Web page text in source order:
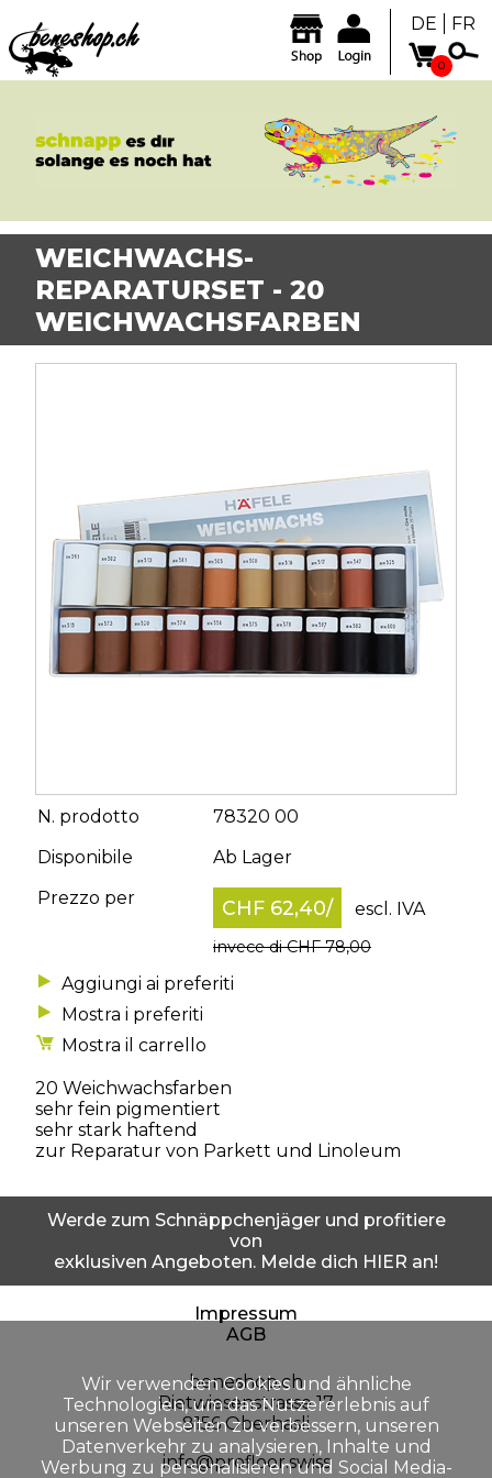
DE FR
0
WEICHWACHS-
REPARATURSET - 20
WEICHWACHSFARBEN
N. prodotto
78320 00
Disponibile
Ab Lager
Prezzo per
CHF 62,40/ escl. IVA
invece di CHF 78,00
Mostra i preferiti
Mostra il carrello
20 Weichwachsfarben
sehr fein pigmentiert
sehr stark haftend
zur Reparatur von Parkett und Linoleum
Werde zum Schnäppchenjäger und profitiere
von
exklusiven Angeboten. Melde dich HIER an!
Impressum
AGB
beneshop.ch
Rietwiesenstrasse 17
8156 Oberhasli
info@profloor.swiss
Wir verwenden Cookies und ähnliche
Technologien, um das Nutzererlebnis auf
unseren Webseiten zu verbessern, unseren
Datenverkehr zu analysieren, Inhalte und
Werbung zu personalisieren und Social Media-